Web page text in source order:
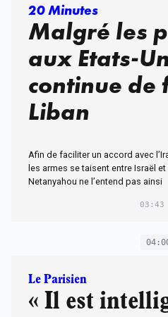
20 Minutes
Malgré les
aux Etats-
continue de
Liban
Afin de faciliter un accord avec
les armes se taisent entre Israël
Netanyahou ne l’entend pas ainsi
03:43
Le Parisien
« Il est